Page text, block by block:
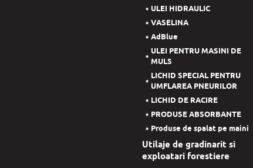
ULEI HIDRAULIC
VASELINA
AdBlue
ULEI PENTRU MASINI DE
MULS
LICHID SPECIAL PENTRU
UMFLAREA PNEURILOR
LICHID DE RACIRE
PRODUSE ABSORBANTE
Produse de spalat pe maini
Utilaje de gradinarit si
exploatari forestiere